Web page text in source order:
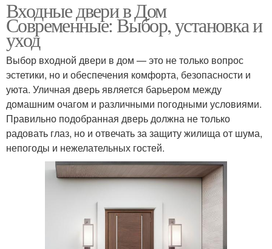
Входные двери в Дом
Современные: Выбор, установка и
уход
Выбор входной двери в дом — это не только вопрос
эстетики, но и обеспечения комфорта, безопасности и
уюта. Уличная дверь является барьером между
домашним очагом и различными погодными условиями.
Правильно подобранная дверь должна не только
радовать глаз, но и отвечать за защиту жилища от шума,
непогоды и нежелательных гостей.